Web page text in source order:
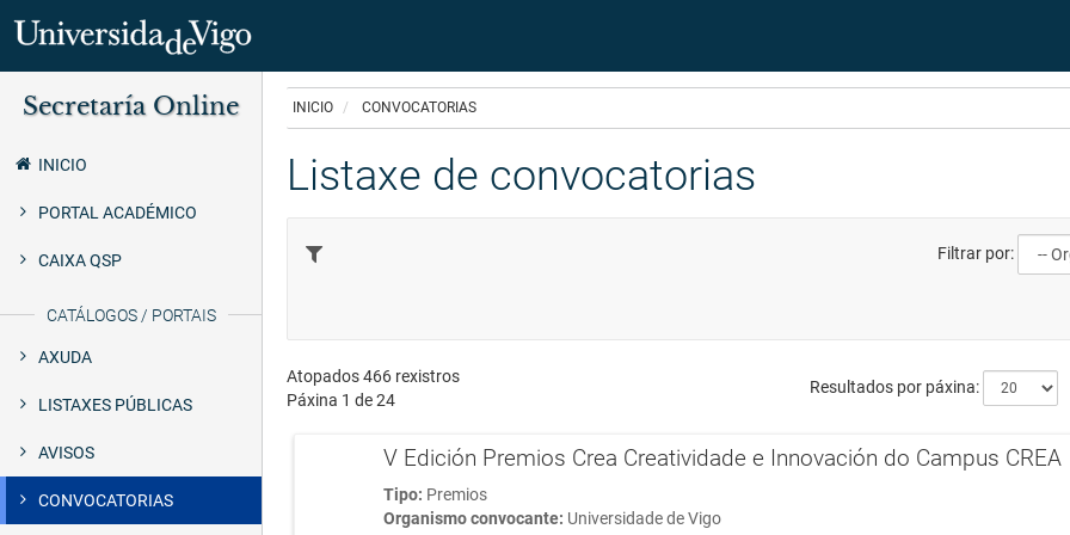
principal
Secretaría Online
INICIO
PORTAL ACADÉMICO
CAIXA QSP
CATÁLOGOS / PORTAIS
AXUDA
LISTAXES PÚBLICAS
AVISOS
CONVOCATORIAS
Secretaría
Uvigo
INICIO CONVOCATORIAS
Listaxe de convocatorias
Filtrar por:
Atopados 466 rexistros
Páxina 1 de 24
Resultados por páxina:
V Edición Premios Crea Creatividade e Innovación do Campus CREA
Tipo: Premios
Organismo convocante: Universidade de Vigo